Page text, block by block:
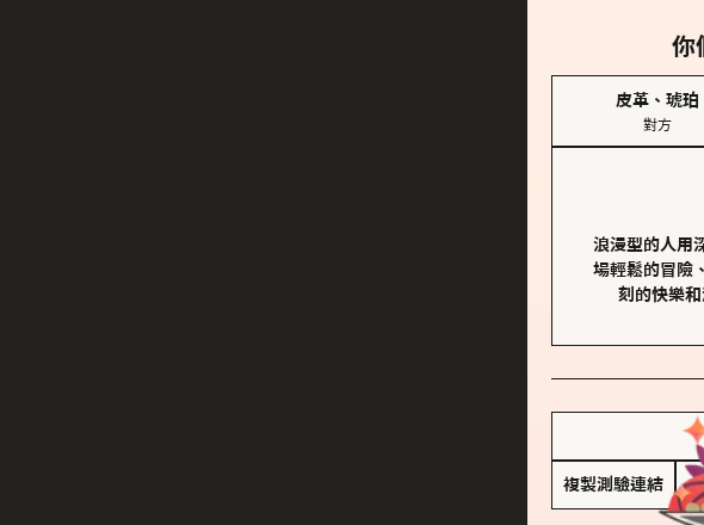
你
皮革、琥珀
對方
浪漫型的人用
場輕鬆的冒險
刻的快樂
複製測驗連結